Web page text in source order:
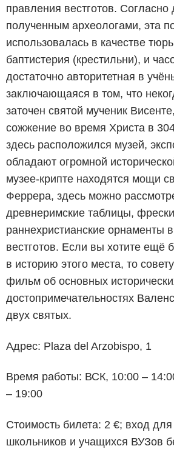
правления вестготов.
полученным археологами, эта
использовалась в качестве
баптистерия (крестильни), и
достаточно авторитетная в
заключающаяся в том, что
заточен святой мученик
сожжение во время Христа в
здесь расположился музей,
обладают огромной
музее-крипте находятся мощи
Феррера, здесь можно
древнеримские таблицы,
раннехристианские орнаменты
вестготов. Если вы хотите ещё
в историю этого места, то
фильм об основных
достопримечательностях
двух святых.
Адрес: Plaza del Arzobispo, 1
Время работы: ВСК, 10:00 –
– 19:00
Стоимость билета: 2 €; вход
школьников и учащихся ВУЗов